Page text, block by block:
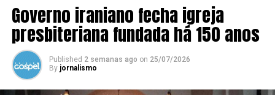
Governo iraniano fecha igreja
presbiteriana fundada há 150 anos
Published 2 semanas ago on 25/07/2026
By jornalismo